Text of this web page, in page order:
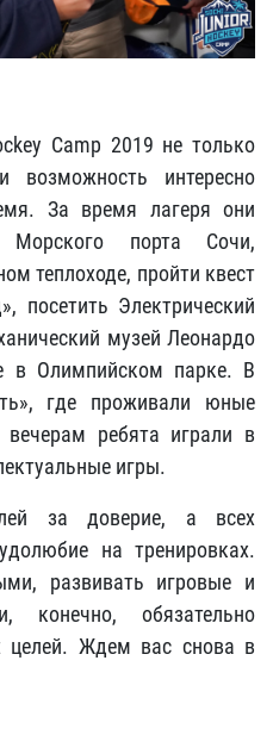
Camp 2019 не только
возможность интересно
За время лагеря они
Морского порта Сочи,
теплоходе, пройти квест
посетить Электрический
музей Леонардо
в Олимпийском парке. В
где проживали юные
ребята играли в
игры.
за доверие, а всех
на тренировках.
развивать игровые и
конечно, обязательно
целей. Ждем вас снова в